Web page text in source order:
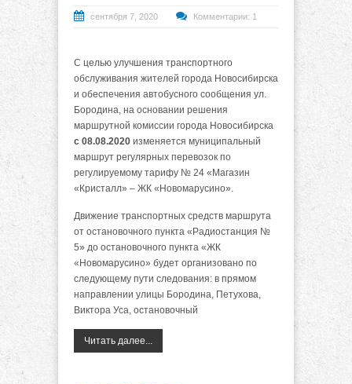
сентября 7, 2020 Комментарии: 1
С целью улучшения транспортного
обслуживания жителей города Новосибирска
и обеспечения автобусного сообщения ул.
Бородина, на основании решения
маршрутной комиссии города Новосибирска
с 08.08.2020 изменяется муниципальный
маршрут регулярных перевозок по
регулируемому тарифу № 24 «Магазин
«Кристалл» – ЖК «Новомарусино».
Движение транспортных средств маршрута
от остановочного пункта «Радиостанция №
5» до остановочного пункта «ЖК
«Новомарусино» будет организовано по
следующему пути следования: в прямом
направлении улицы Бородина, Петухова,
Виктора Уса, остановочный
Читать далее...